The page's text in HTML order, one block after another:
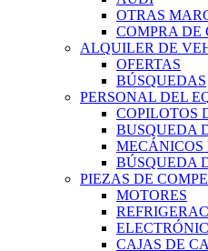
OTRAS
COMPRA DE
ALQUILER DE
OFERTAS
BÚSQUEDAS
PERSONAL DEL
COPILOTOS
BUSQUEDA
MECÁNICOS
BÚSQUEDA
PIEZAS DE
MOTORES
CAJAS DE